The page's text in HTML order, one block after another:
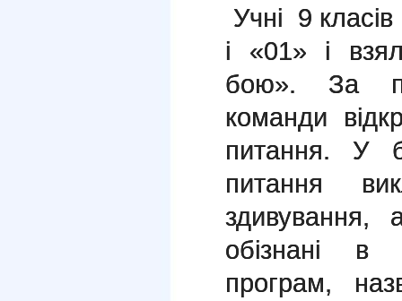
Учні 9
і «01» і
бою». За
команди
питання. У
питання
обізнані в
програм,